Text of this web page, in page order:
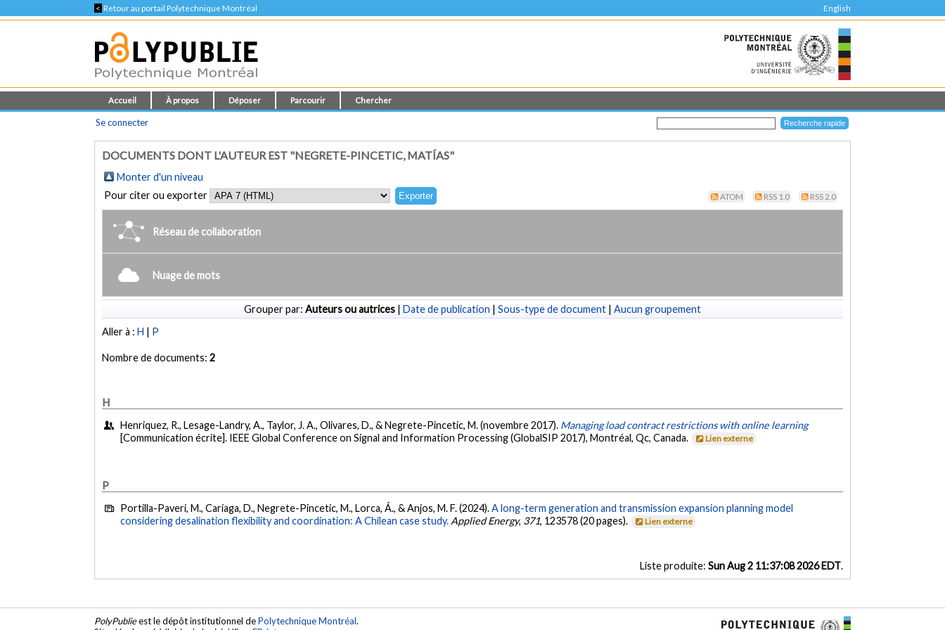
< Retour au portail Polytechnique Montréal English
Accueil À propos Déposer Parcourir Chercher
Se connecter
DOCUMENTS DONT L'AUTEUR EST "NEGRETE-PINCETIC, MATÍAS"
Monter d'un niveau
Pour citer ou exporter
ATOM RSS 1.0 RSS 2.0
Réseau de collaboration
Nuage de mots
Grouper par: Auteurs ou autrices | Date de publication | Sous-type de document | Aucun groupement
Aller à :H | P
Nombre de documents:2
H
Henriquez, R., Lesage-Landry, A., Taylor, J. A., Olivares, D., & Negrete-Pincetic, M. (novembre 2017). Managing load contract restrictions with online learning
[Communication écrite]. IEEE Global Conference on Signal and Information Processing (GlobalSIP 2017), Montréal, Qc, Canada.
Lien externe
P
Portilla-Paveri, M., Cariaga, D., Negrete-Pincetic, M., Lorca, Á., & Anjos, M. F. (2024).A long-term generation and transmission expansion planning model
considering desalination flexibility and coordination: A Chilean case study. Applied Energy, 371, 123578 (20 pages). Lien externe
Liste produite: Sun Aug 2 11:37:08 2026 EDT.
PolyPublieest le dépôt institutionnel dePolytechnique Montréal.